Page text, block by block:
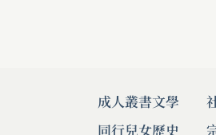
成人叢書
同行兒女
文學
歷史